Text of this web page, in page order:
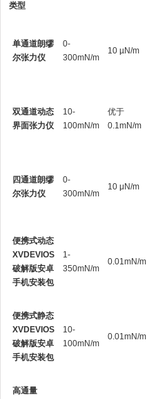
类型
单通道朗缪
尔张力仪
0-
300mN/m
10 µN/m
双通道动态
界面张力仪
10-
100mN/m
优于
0.1mN/m
四通道朗缪
尔张力仪
0-
300mN/m
10 μN/m
便携式动态
XVDEVIOS
破解版安卓
手机安装包
1-
350mN/m
0.01mN/m
便携式静态
XVDEVIOS
破解版安卓
手机安装包
10-
100mN/m
0.01mN/m
高通量